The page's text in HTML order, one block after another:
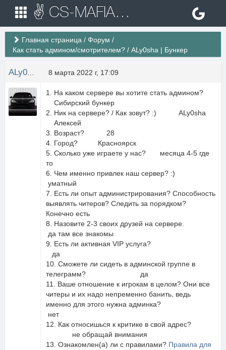
✌ CS-MAFIA.RU ✌ Игровые сервера Counter Strike 1.6
Главная страница / Форум /
Как стать админом/смотрителем? / ALy0sha | Бункер
8 марта 2022 г, 17:09
1. На каком сервере вы хотите стать админом?
Сибирский бункер
2. Ник на сервере? / Как зовут? :) ALy0sha
Алексей
3. Возраст? 28
4. Город? Красноярск
5. Сколько уже играете у нас? месяца 4-5 где
то
6. Чем именно привлек наш сервер? :)
уматный
7. Есть ли опыт администрирования? Способность
выявлять читеров? Следить за порядком?
Конечно есть
8. Назовите 2-3 своих друзей на сервере.
да там все знакомы
9. Есть ли активная VIP услуга?
да
10. Сможете ли сидеть в админской группе в
телеграмм? да
11. Ваше отношение к игрокам в целом? Они все
читеры и их надо непременно банить, ведь
именно для этого нужна админка?
нет
12. Как относишься к критике в свой адрес?
не обращай внимания
13. Ознакомлен(а) ли с правилами? Правила для